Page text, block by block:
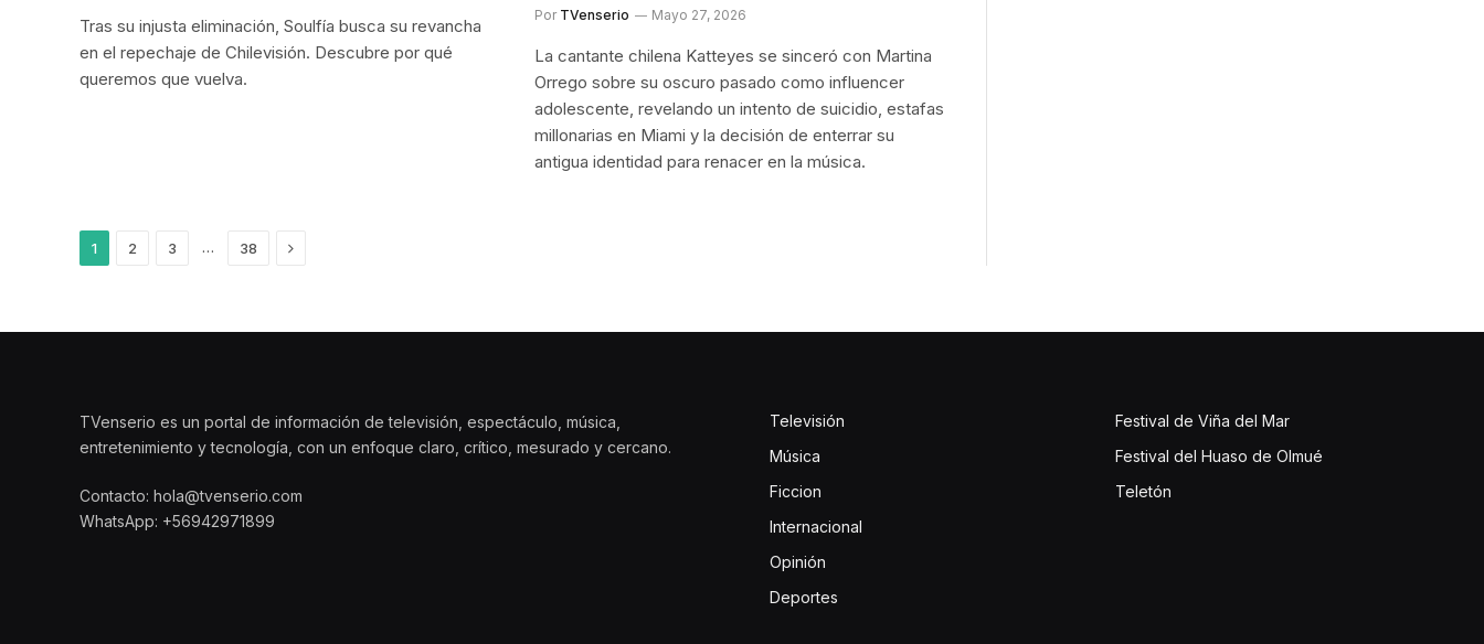
Tras su injusta eliminación, Soulfía busca su revancha
en el repechaje de Chilevisión. Descubre por qué
queremos que vuelva.
Por TVenserio Mayo 27, 2026
La cantante chilena Katteyes se sinceró con Martina
Orrego sobre su oscuro pasado como influencer
adolescente, revelando un intento de suicidio, estafas
millonarias en Miami y la decisión de enterrar su
antigua identidad para renacer en la música.
1 2 3 … 38 Siguiente
TVenserio es un portal de información de televisión, espectáculo, música,
entretenimiento y tecnología, con un enfoque claro, crítico, mesurado y cercano.
Contacto: hola@tvenserio.com
WhatsApp: +56942971899
Televisión
Música
Ficcion
Internacional
Opinión
Deportes
Festival de Viña del Mar
Festival del Huaso de Olmué
Teletón